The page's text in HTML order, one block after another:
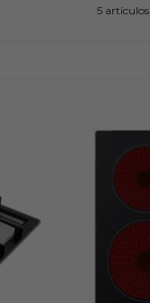
5 artículos